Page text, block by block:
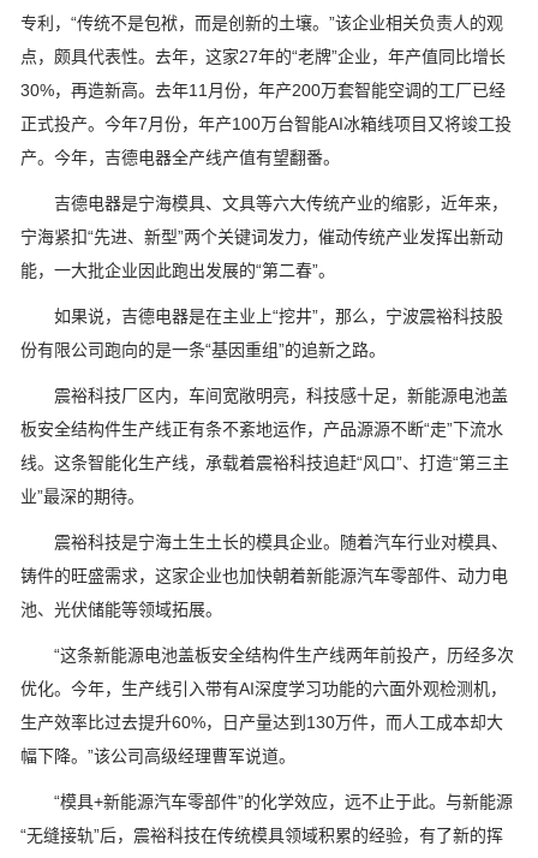
专利，“传统不是包袱，而是创新的土壤。”该企业相关负责人的观
点，颇具代表性。去年，这家27年的“老牌”企业，年产值同比增长
30%，再造新高。去年11月份，年产200万套智能空调的工厂已经
正式投产。今年7月份，年产100万台智能AI冰箱线项目又将竣工投
产。今年，吉德电器全产线产值有望翻番。
吉德电器是宁海模具、文具等六大传统产业的缩影，近年来，
宁海紧扣“先进、新型”两个关键词发力，催动传统产业发挥出新动
能，一大批企业因此跑出发展的“第二春”。
如果说，吉德电器是在主业上“挖井”，那么，宁波震裕科技股
份有限公司跑向的是一条“基因重组”的追新之路。
震裕科技厂区内，车间宽敞明亮，科技感十足，新能源电池盖
板安全结构件生产线正有条不紊地运作，产品源源不断“走”下流水
线。这条智能化生产线，承载着震裕科技追赶“风口”、打造“第三主
业”最深的期待。
震裕科技是宁海土生土长的模具企业。随着汽车行业对模具、
铸件的旺盛需求，这家企业也加快朝着新能源汽车零部件、动力电
池、光伏储能等领域拓展。
“这条新能源电池盖板安全结构件生产线两年前投产，历经多次
优化。今年，生产线引入带有AI深度学习功能的六面外观检测机，
生产效率比过去提升60%，日产量达到130万件，而人工成本却大
幅下降。”该公司高级经理曹军说道。
“模具+新能源汽车零部件”的化学效应，远不止于此。与新能源
“无缝接轨”后，震裕科技在传统模具领域积累的经验，有了新的挥